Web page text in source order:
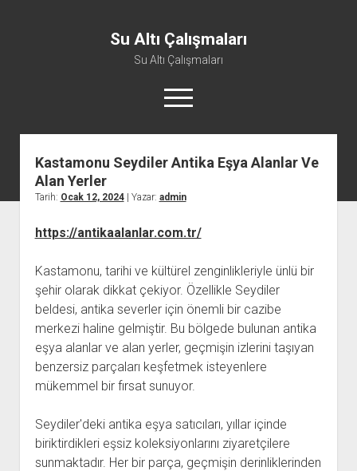
Su Altı Çalışmaları
Su Altı Çalışmaları
menüyü
aç
Kastamonu Seydiler Antika Eşya Alanlar Ve
Alan Yerler
Tarih: Ocak 12, 2024| Yazar: admin
https://antikaalanlar.com.tr/
Kastamonu, tarihi ve kültürel zenginlikleriyle ünlü bir
şehir olarak dikkat çekiyor. Özellikle Seydiler
beldesi, antika severler için önemli bir cazibe
merkezi haline gelmiştir. Bu bölgede bulunan antika
eşya alanlar ve alan yerler, geçmişin izlerini taşıyan
benzersiz parçaları keşfetmek isteyenlere
mükemmel bir fırsat sunuyor.
Seydiler'deki antika eşya satıcıları, yıllar içinde
biriktirdikleri eşsiz koleksiyonlarını ziyaretçilere
sunmaktadır. Her bir parça, geçmişin derinliklerinden